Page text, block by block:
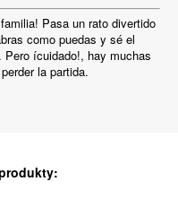
Pasa un rato divertido
como puedas y sé el
Pero ícuidado!, hay muchas
la partida.